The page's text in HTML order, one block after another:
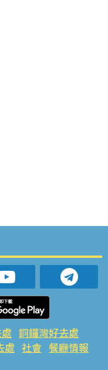
銅鑼灣好去處
處 社會 餐廳情報